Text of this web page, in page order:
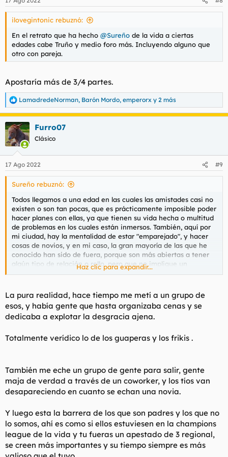
Por eso Truño está jodido, y se mete en el fango más y más.
Los tres viajes de mierda corroboran este hecho, aparte de
querer pegar el pisto con la compra de supuestos bolsos de
marca del mercadillo en su último viaje, para fardar, como
hacen muchos, de tener una vida cojonuda, y luego lo ves en
un cuchitril de piso, con un supuesto chalet que va dos veces al
haciendo de pagafantas con muchas pavas, denotando el
típico postureo que hacen muchos en redes sociales que han
sido el puto cáncer para las relaciones humanas, de gente
aparentando ser feliz, pero con una vida mísera y llena de
problemas emocionales.
e
s
ilovegintonic rebuznó:
En el retrato que ha hecho @Sureño de la vida a ciertas
edades cabe Truño y medio foro más. Incluyendo alguno que
otro con pareja.
Apostaría más de 3/4 partes.
R
e
a
c
c
i
e
s
LamadredeNorman, Barón Mordo, emperorx y 2 más
Furro07
Clásico
17 Ago 2022 #9
Sureño rebuznó:
Todos llegamos a una edad en las cuales las amistades casi no
existen o son tan pocas, que es prácticamente imposible poder
hacer planes con ellas, ya que tienen su vida hecha o multitud
de problemas en los cuales están inmersos. También, aquí por
mi ciudad, hay la mentalidad de estar "emparejado", y hacer
cosas de novios, y en mi caso, la gran mayoría de las que he
conocido han sido de fuera, porque son más abiertas a tener
algún tipo de relación o rollo, pero que no implique un
"noviazgo". En las ciudades de interior hay aún mucha
muy pocos grupos de amigos en nuestras edades.
Y yo creo que lo que le pasa a Truño es eso, tiene muy pocos
amigos, salvo el escudero Sancho y poco más, y necesita
tías, como me pasa o me pasaba a mí, pero a la larga es una
cuando parece que van contigo a una, al día siguiente se les
fusiona el cable y te dejan. Además, partimos de la idea de que
Truño elige muy mal en base a sus planteamientos y a lo que él
que psicológicamente no anda bien, y eso es jodido para un tío
con su planta, pero se va a tener que acostumbrar a estos
momentos, ya que la gente va a su puta bola, y es muy difícil
entrar en un grupo nuevo de amistades porque eso es un coto
cerrado a ciertas edades.
Haz clic para expandir...
La pura realidad, hace tiempo me metí a un grupo de
esos, y había gente que hasta organizaba cenas y se
dedicaba a explotar la desgracia ajena.
Totalmente verídico lo de los guaperas y los frikis .
También me eche un grupo de gente para salir, gente
maja de verdad a través de un coworker, y los tíos van
desapareciendo en cuanto se echan una novia.
Y luego esta la barrera de los que son padres y los que no
lo somos, ahí es como si ellos estuviesen en la champions
league de la vida y tu fueras un apestado de 3 regional,
se creen más importantes y su tiempo siempre es más